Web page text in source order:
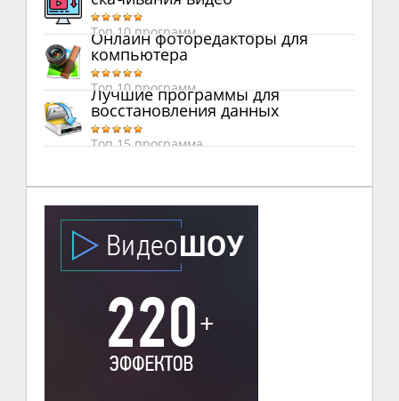
Топ 10 программ
Онлайн фоторедакторы для
компьютера
Топ 10 программ
Лучшие программы для
восстановления данных
Топ 15 программа